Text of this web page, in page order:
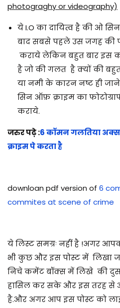
photograghy or videography)
ये I.O का दायित्व है की ओ
बाद सबसे पहले उस जगह की
कराये लेकिन बहुत बार इस
है जो की गलत है क्यों की
या नमी के कारन नष्ट ही
सिन ऑफ़ क्राइम का
कराये.
जरुर पढ़े :6 कॉमन गलतिया
क्राइम पे करता है
downloan pdf version of 6
commites at scene of crime
ये लिस्ट समग्रः नहीं है !अगर
भी कुछ और इस पोस्ट में लिखा
निचे कमेंट बॉक्स में लिखे की
हासिल कर सके और इस तरह
है.और अगर आप इस पोस्ट को